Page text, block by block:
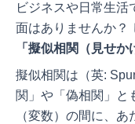
ビジネスや日常生活
面はありませんか？
「擬似相関（見せか
擬似相関は（英:
関」や「偽相関」と
（変数）の間に、